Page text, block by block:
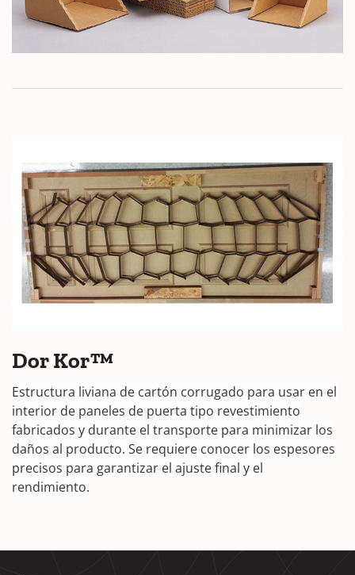
Dor Kor™
Estructura liviana de cartón corrugado para usar en el
interior de paneles de puerta tipo revestimiento
fabricados y durante el transporte para minimizar los
daños al producto. Se requiere conocer los espesores
precisos para garantizar el ajuste final y el
rendimiento.